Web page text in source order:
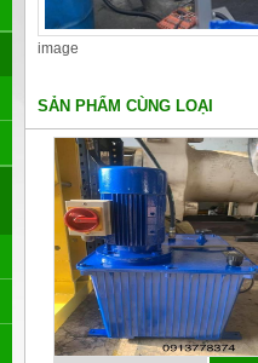
image
SẢN PHẨM CÙNG LOẠI